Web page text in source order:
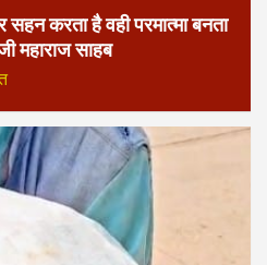
सहन करता है वही परमात्मा बनता
महाराज साहब